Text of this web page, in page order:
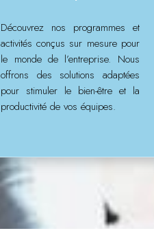
Découvrez nos programmes et
activités conçus sur mesure pour
le monde de l’entreprise. Nous
offrons des solutions adaptées
pour stimuler le bien-être et la
productivité de vos équipes.